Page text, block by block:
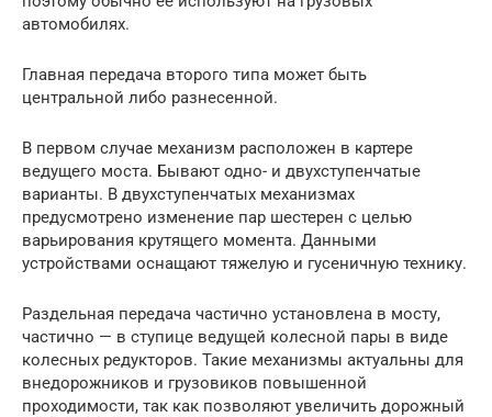
автомобилях.
Главная передача второго типа может быть
центральной либо разнесенной.
В первом случае механизм расположен в картере
ведущего моста. Бывают одно- и двухступенчатые
варианты. В двухступенчатых механизмах
предусмотрено изменение пар шестерен с целью
варьирования крутящего момента. Данными
устройствами оснащают тяжелую и гусеничную технику.
Раздельная передача частично установлена в мосту,
частично — в ступице ведущей колесной пары в виде
колесных редукторов. Такие механизмы актуальны для
внедорожников и грузовиков повышенной
проходимости, так как позволяют увеличить дорожный